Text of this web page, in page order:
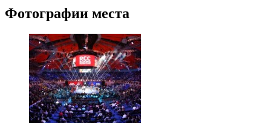
Фотографии места